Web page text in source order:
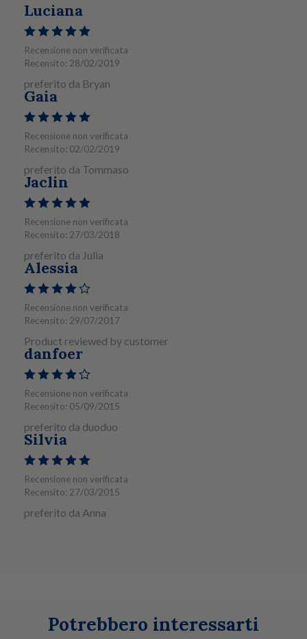
Luciana
Recensione non verificata
Recensito: 28/02/2019
preferito da Bryan
Gaia
Recensione non verificata
Recensito: 02/02/2019
preferito da Tommaso
Jaclin
Recensione non verificata
Recensito: 27/03/2018
preferito da Julia
Alessia
Recensione non verificata
Recensito: 29/07/2017
Product reviewed by customer
danfoer
Recensione non verificata
Recensito: 05/09/2015
preferito da duoduo
Silvia
Recensione non verificata
Recensito: 27/03/2015
preferito da Anna
Potrebbero interessarti